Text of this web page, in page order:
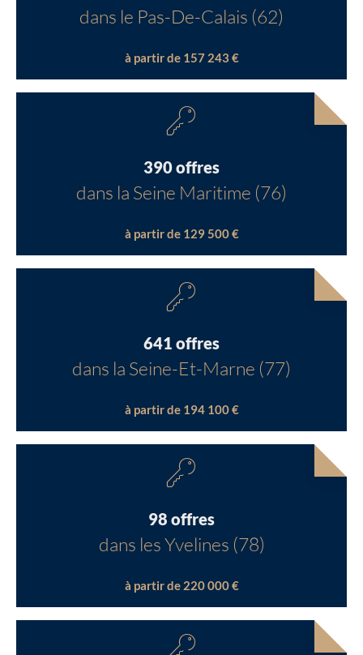
dans le Pas-De-Calais (62)
à partir de 157 243 €
390 offres
dans la Seine Maritime (76)
à partir de 129 500 €
641 offres
dans la Seine-Et-Marne (77)
à partir de 194 100 €
98 offres
dans les Yvelines (78)
à partir de 220 000 €